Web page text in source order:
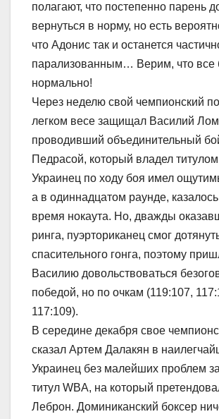
полагают, что постепенно парень
вернуться в норму, но есть
что Адонис так и останется
парализованным… Верим, что все
нормально!
Через неделю свой чемпионский
легком весе защищал Василий
проводивший объединительный
Педрасой, который владел
Украинец по ходу боя имел
а в одиннадцатом раунде,
время нокаута. Но, дважды
ринга, пуэрториканец смог
спасительного гонга, поэтому
Василию довольствоваться
победой, но по очкам (119:107,
117:109).
В середине декабря свое
сказал Артем Далакян в
Украинец без малейших проблем
титул WBA, на который
Леброн. Доминиканский боксер